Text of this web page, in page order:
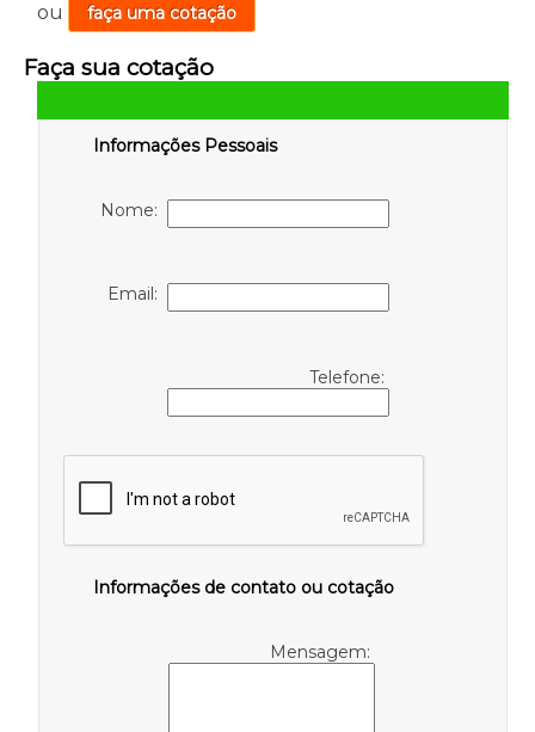
ou
faça uma cotação
Faça sua cotação
Informações Pessoais
Nome:
Email:
Telefone:
Informações de contato ou cotação
Mensagem: